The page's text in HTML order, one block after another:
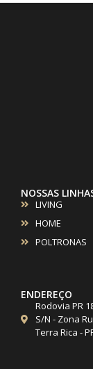
NOSSAS
LIVING
HOME
POLTRONAS
ENDEREÇO
Rodovia PR
S/N - Zona
Terra Rica -